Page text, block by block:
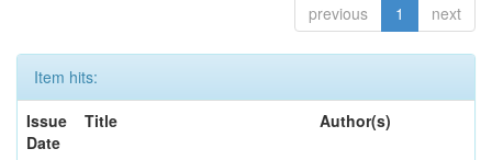
previous 1 next
Item hits:
Issue
Date
Title Author(s)